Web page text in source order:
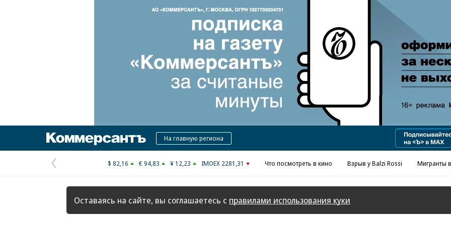
Реклама в «Ъ» www.kommersant.ru/ad
КоммерсантъНа главную региона
Предыдущая
страница
$ 82,16 € 94,83 ¥ 12,23 IMOEX 2281,31 Что посмотреть в кино Взрыв у Balzi Rossi Мигранты
Оставаясь на сайте, вы соглашаетесь с правилами использования куки